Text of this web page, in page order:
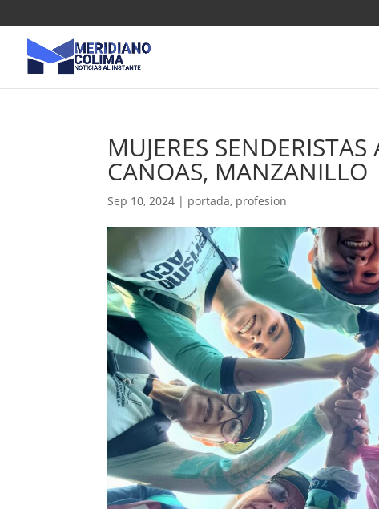
MUJERES
CANOAS, MANZANILLO
Sep 10, 2024 | portada, profesion